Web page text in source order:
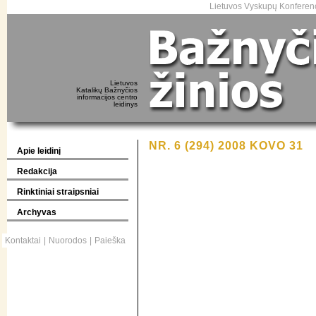
Lietuvos Vyskupų
Lietuvos
Katalikų Bažnyčios
informacijos centro
leidinys
Apie leidinį
Redakcija
Rinktiniai straipsniai
Archyvas
Kontaktai Nuorodos Paieška
NR. 6 (294) 2008 KOVO 31